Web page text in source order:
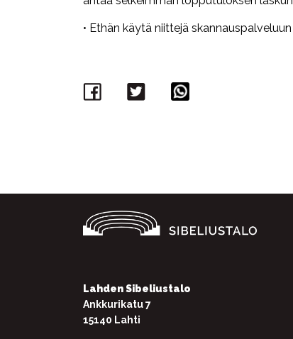
• Ethän käytä niittejä
Facebook
Twitter
Lahden Sibeliustalo
Ankkurikatu 7
15140 Lahti